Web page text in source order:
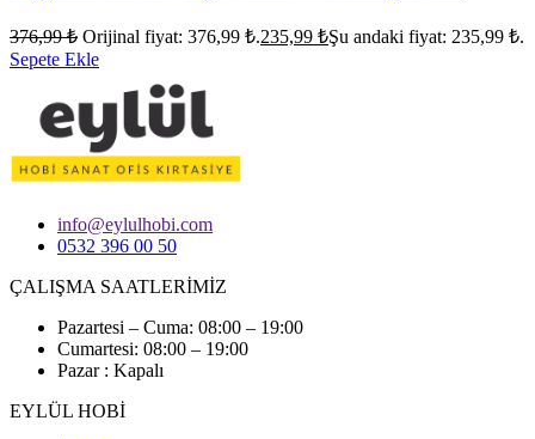
376,99₺ Orijinal fiyat: 376,99 ₺.235,99 ₺Şu andaki fiyat: 235,99 ₺.
Sepete Ekle
info@eylulhobi.com
0532 396 00 50
ÇALIŞMA SAATLERİMİZ
Pazartesi – Cuma: 08:00 – 19:00
Cumartesi: 08:00 – 19:00
Pazar : Kapalı
EYLÜL HOBİ